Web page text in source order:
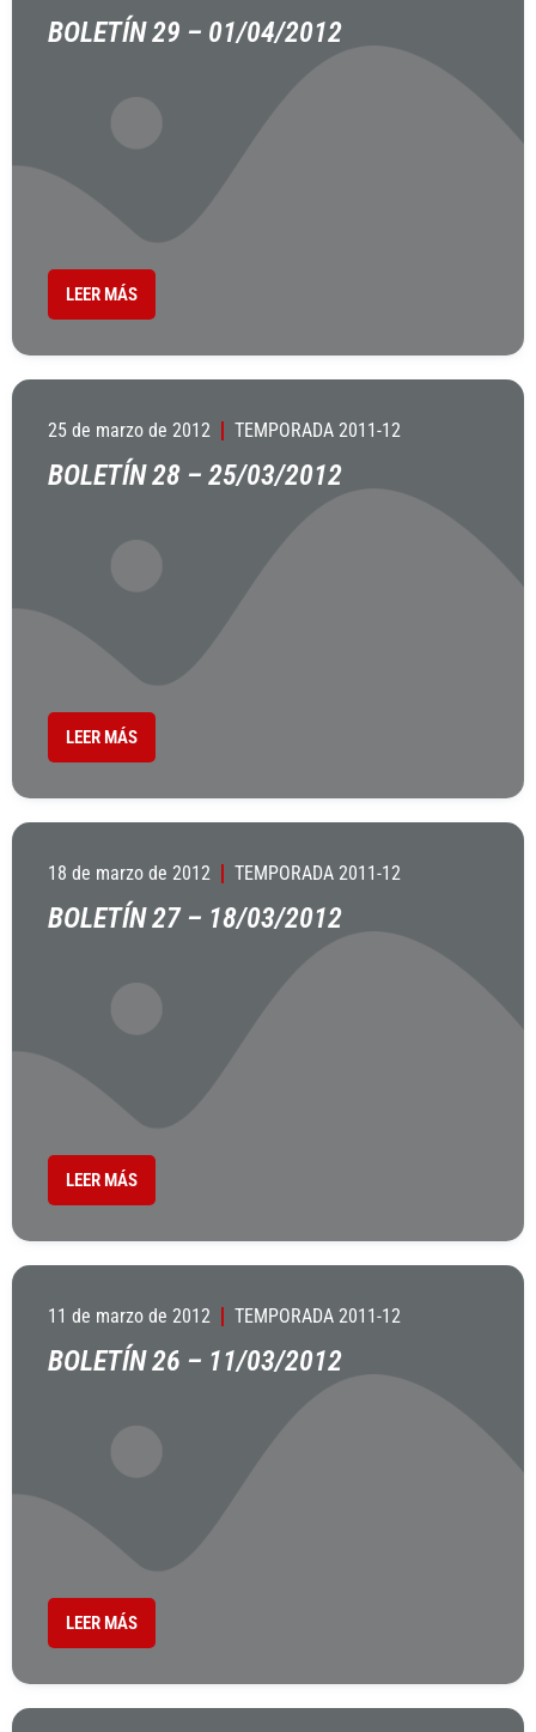
BOLETÍN 29 – 01/04/2012
LEER MÁS
25 de marzo de 2012 TEMPORADA 2011-12
BOLETÍN 28 – 25/03/2012
LEER MÁS
18 de marzo de 2012 TEMPORADA 2011-12
BOLETÍN 27 – 18/03/2012
LEER MÁS
11 de marzo de 2012 TEMPORADA 2011-12
BOLETÍN 26 – 11/03/2012
LEER MÁS